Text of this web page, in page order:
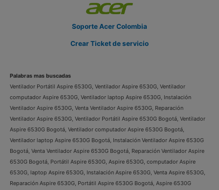
Soporte Acer Colombia
Crear Ticket de servicio
Palabras mas buscadas
Ventilador Portátil Aspire 6530G, Ventilador Aspire 6530G, Ventilador
computador Aspire 6530G, Ventilador laptop Aspire 6530G, Instalación
Ventilador Aspire 6530G, Venta Ventilador Aspire 6530G, Reparación
Ventilador Aspire 6530G, Ventilador Portátil Aspire 6530G Bogotá, Ventilador
Aspire 6530G Bogotá, Ventilador computador Aspire 6530G Bogotá,
Ventilador laptop Aspire 6530G Bogotá, Instalación Ventilador Aspire 6530G
Bogotá, Venta Ventilador Aspire 6530G Bogotá, Reparación Ventilador Aspire
6530G Bogotá, Portátil Aspire 6530G, Aspire 6530G, computador Aspire
6530G, laptop Aspire 6530G, Instalación Aspire 6530G, Venta Aspire 6530G,
Reparación Aspire 6530G, Portátil Aspire 6530G Bogotá, Aspire 6530G